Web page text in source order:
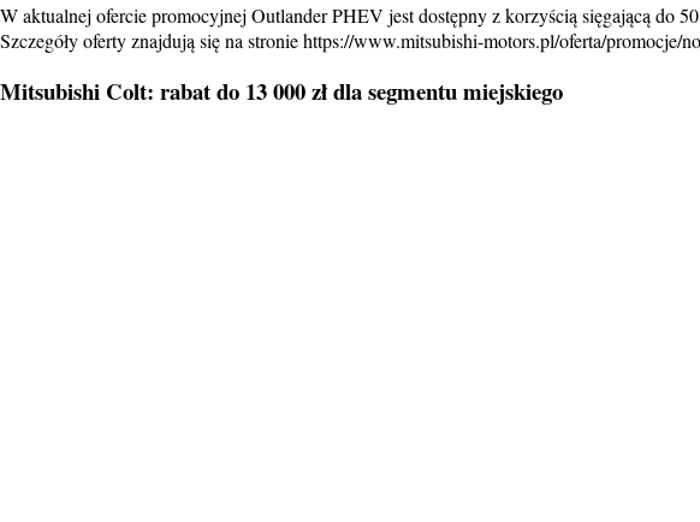
W aktualnej ofercie promocyjnej Outlander PHEV jest dostępny z korzyścią sięgającą do
Szczegóły oferty znajdują się na stronie https://www.mitsubishi-motors.pl/oferta/promocje/
Mitsubishi Colt: rabat do 13 000 zł dla segmentu miejskiego